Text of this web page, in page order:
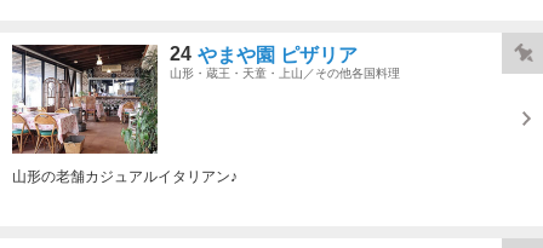
24 やまや園 ピザリア
山形・蔵王・天童・上山／その他各国料理
山形の老舗カジュアルイタリアン♪